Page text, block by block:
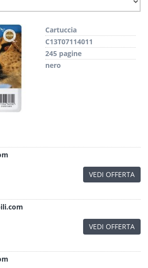
Cartuccia
C13T07114011
245 pagine
nero
VEDI OFFERTA
VEDI OFFERTA